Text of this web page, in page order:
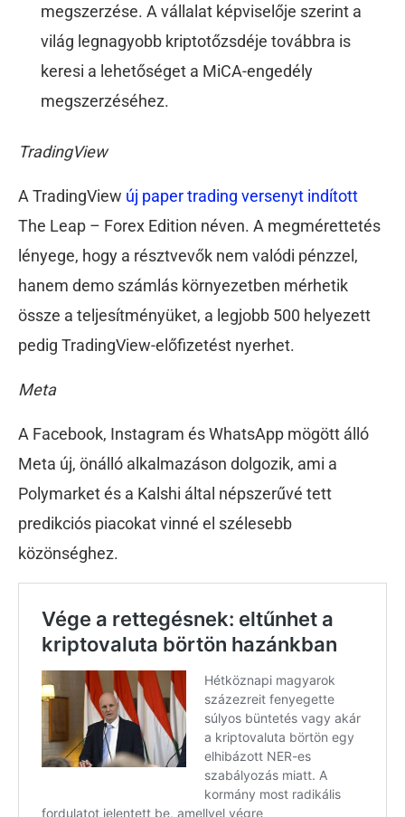
megszerzése. A vállalat képviselője szerint a
világ legnagyobb kriptotőzsdéje továbbra is
keresi a lehetőséget a MiCA-engedély
megszerzéséhez.
TradingView
A TradingView új paper trading versenyt indított
The Leap – Forex Edition néven. A megmérettetés
lényege, hogy a résztvevők nem valódi pénzzel,
hanem demo számlás környezetben mérhetik
össze a teljesítményüket, a legjobb 500 helyezett
pedig TradingView-előfizetést nyerhet.
Meta
A Facebook, Instagram és WhatsApp mögött álló
Meta új, önálló alkalmazáson dolgozik, ami a
Polymarket és a Kalshi által népszerűvé tett
predikciós piacokat vinné el szélesebb
közönséghez.